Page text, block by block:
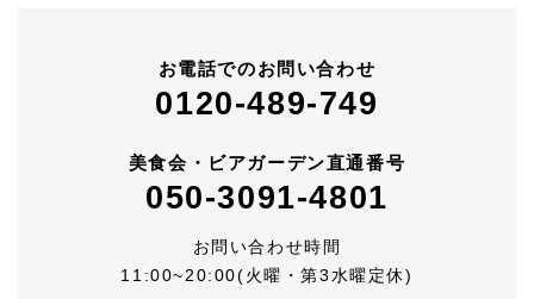
お電話でのお問い合わせ
0120-489-749
美食会・ビアガーデン直通番号
050-3091-4801
お問い合わせ時間
11:00~20:00(火曜・第3水曜定休)